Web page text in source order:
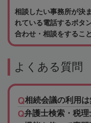
相談したい事務所が決
れている電話するボタ
合わせ・相談をするこ
よくある質問
相続会議の利用
弁護士検索・税